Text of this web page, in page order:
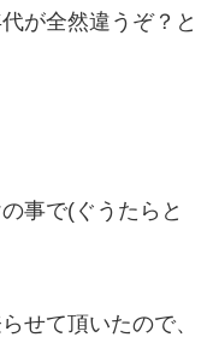
が全然違うぞ？と
事で(ぐうたらと
せて頂いたので、